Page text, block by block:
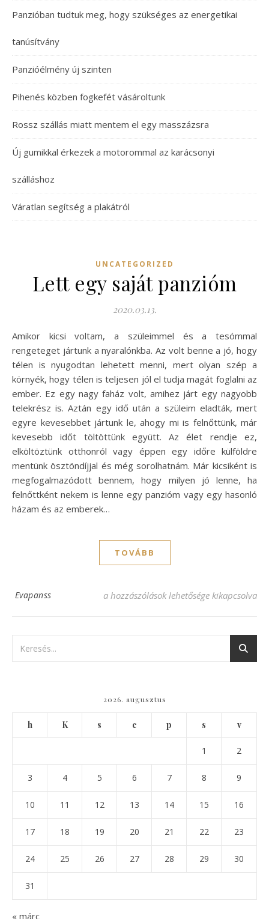
Panzióban tudtuk meg, hogy szükséges az energetikai
tanúsítvány
Panzióélmény új szinten
Pihenés közben fogkefét vásároltunk
Rossz szállás miatt mentem el egy masszázsra
Új gumikkal érkezek a motorommal az karácsonyi
szálláshoz
Váratlan segítség a plakátról
UNCATEGORIZED
Lett egy saját panzióm
2020.03.13.
Amikor kicsi voltam, a szüleimmel és a tesómmal
rengeteget jártunk a nyaralónkba. Az volt benne a jó, hogy
télen is nyugodtan lehetett menni, mert olyan szép a
környék, hogy télen is teljesen jól el tudja magát foglalni az
ember. Ez egy nagy faház volt, amihez járt egy nagyobb
telekrész is. Aztán egy idő után a szüleim eladták, mert
egyre kevesebbet jártunk le, ahogy mi is felnőttünk, már
kevesebb időt töltöttünk együtt. Az élet rendje ez,
elköltöztünk otthonról vagy éppen egy időre külföldre
mentünk ösztöndíjjal és még sorolhatnám. Már kicsiként is
megfogalmazódott bennem, hogy milyen jó lenne, ha
felnőttként nekem is lenne egy panzióm vagy egy hasonló
házam és az emberek…
TOVÁBB
Evapanss Lett egy saját panzióm bejegyzéshez
a hozzászólások lehetősége kikapcsolva
2026. augusztus
h K s c p s v
1 2
3 4 5 6 7 8 9
10 11 12 13 14 15 16
17 18 19 20 21 22 23
24 25 26 27 28 29 30
31
« márc